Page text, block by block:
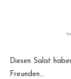
Diesen Salat
Freunden…